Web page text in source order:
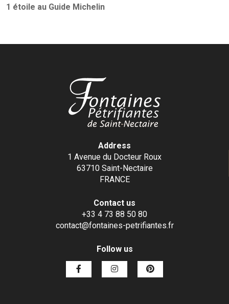
1 étoile au Guide Michelin
Address
1 Avenue du Docteur Roux
63710 Saint-Nectaire
FRANCE
Contact us
+33 4 73 88 50 80
contact@fontaines-petrifiantes.fr
Follow us